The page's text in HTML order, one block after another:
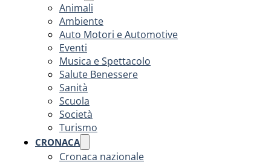
Animali
Ambiente
Auto Motori e Automotive
Eventi
Musica e Spettacolo
Salute Benessere
Sanità
Scuola
Società
Turismo
CRONACA
Cronaca nazionale